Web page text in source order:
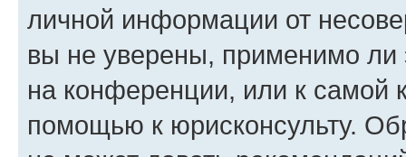
личной информации от
вы не уверены, применимо ли
на конференции, или к самой
помощью к юрисконсульту.